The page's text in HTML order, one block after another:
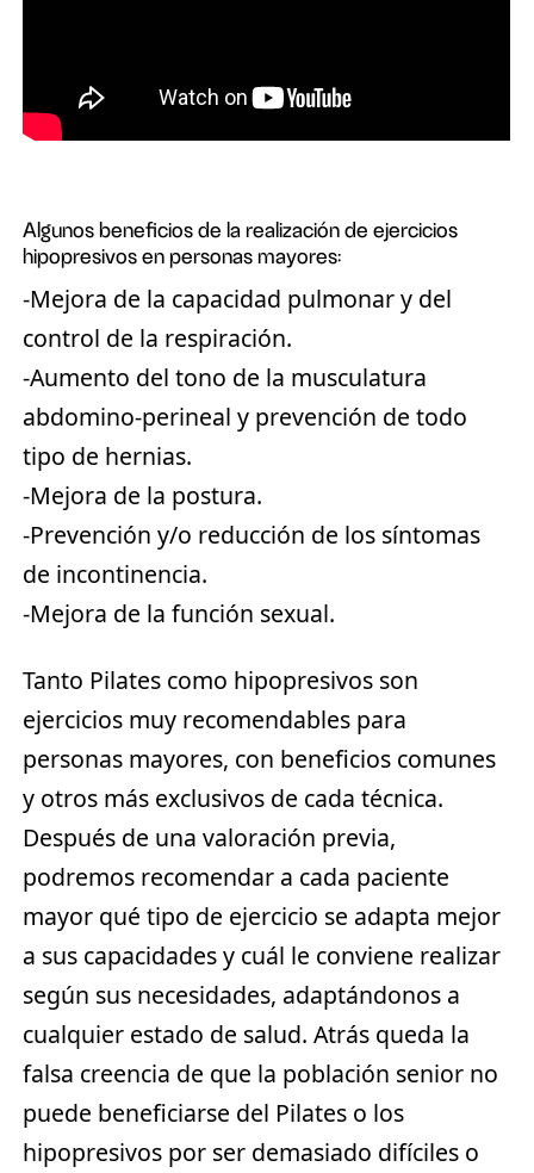
Algunos beneficios de la realización de ejercicios
hipopresivos en personas mayores:
-Mejora de la capacidad pulmonar y del
control de la respiración.
-Aumento del tono de la musculatura
abdomino-perineal y prevención de todo
tipo de hernias.
-Mejora de la postura.
-Prevención y/o reducción de los síntomas
de incontinencia.
-Mejora de la función sexual.
Tanto Pilates como hipopresivos son
ejercicios muy recomendables para
personas mayores, con beneficios comunes
y otros más exclusivos de cada técnica.
Después de una valoración previa,
podremos recomendar a cada paciente
mayor qué tipo de ejercicio se adapta mejor
a sus capacidades y cuál le conviene realizar
según sus necesidades, adaptándonos a
cualquier estado de salud. Atrás queda la
falsa creencia de que la población senior no
puede beneficiarse del Pilates o los
hipopresivos por ser demasiado difíciles o